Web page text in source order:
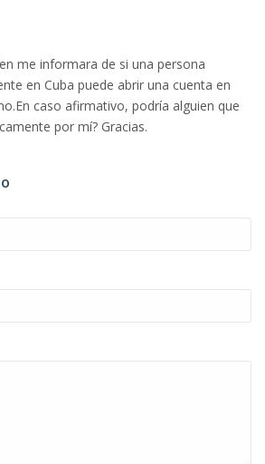
me informara de si una persona
en Cuba puede abrir una cuenta en
caso afirmativo, podría alguien que
por mí? Gracias.